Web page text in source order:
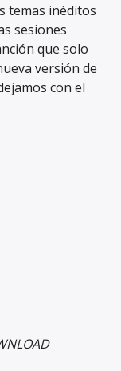
temas inéditos
sesiones
que solo
versión de
con el